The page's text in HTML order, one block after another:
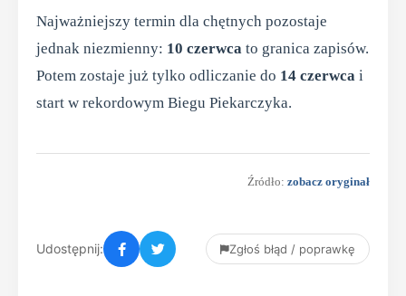
Najważniejszy termin dla chętnych pozostaje
jednak niezmienny: 10 czerwca to granica zapisów.
Potem zostaje już tylko odliczanie do 14 czerwca i
start w rekordowym Biegu Piekarczyka.
Źródło: zobacz oryginał
Udostępnij: Zgłoś błąd / poprawkę